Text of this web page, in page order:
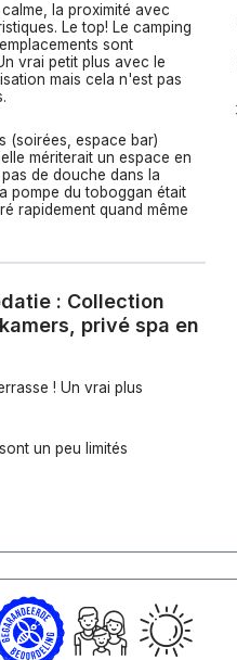
la proximité avec
Le top! Le camping
sont
vrai petit plus avec le
mais cela n'est pas
(soirées, espace bar)
mériterait un espace en
de douche dans la
pompe du toboggan était
rapidement quand même
: Collection
privé spa en
! Un vrai plus
un peu limités
2026